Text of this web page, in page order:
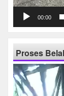
00:00
Proses
Pemutar
Video